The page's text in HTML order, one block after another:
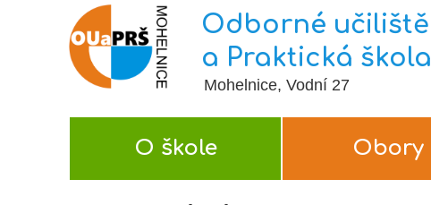
Odborné učiliště
a Praktická škola
Mohelnice, Vodní 27
O škole Obory